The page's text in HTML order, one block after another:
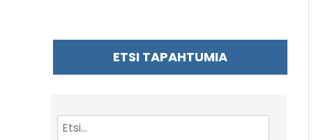
ETSI TAPAHTUMIA